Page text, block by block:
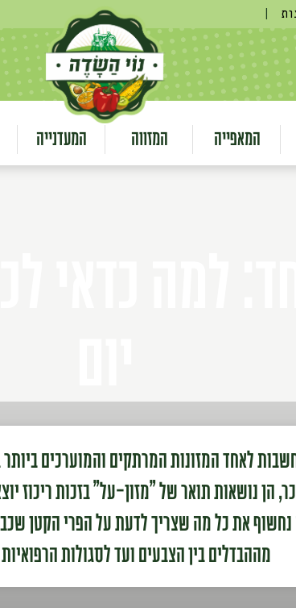
המאפייה המזווה המעדנייה
לאחד המזונות המרתקים והמוערכים
הן נושאות תואר של "מזון-על" בזכות ריכוז
נחשוף את כל מה שצריך לדעת על הפרי הקטן
מההבדלים בין הצבעים ועד לסגולות